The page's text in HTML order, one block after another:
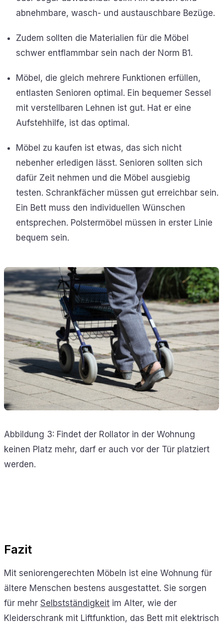
abnehmbare, wasch- und austauschbare Bezüge.
Zudem sollten die Materialien für die Möbel
schwer entflammbar sein nach der Norm B1.
Möbel, die gleich mehrere Funktionen erfüllen,
entlasten Senioren optimal. Ein bequemer Sessel
mit verstellbaren Lehnen ist gut. Hat er eine
Aufstehhilfe, ist das optimal.
Möbel zu kaufen ist etwas, das sich nicht
nebenher erledigen lässt. Senioren sollten sich
dafür Zeit nehmen und die Möbel ausgiebig
testen. Schrankfächer müssen gut erreichbar sein.
Ein Bett muss den individuellen Wünschen
entsprechen. Polstermöbel müssen in erster Linie
bequem sein.
Abbildung 3: Findet der Rollator in der Wohnung
keinen Platz mehr, darf er auch vor der Tür platziert
werden.
Fazit
Mit seniorengerechten Möbeln ist eine Wohnung für
ältere Menschen bestens ausgestattet. Sie sorgen
für mehr Selbstständigkeit im Alter, wie der
Kleiderschrank mit Liftfunktion, das Bett mit elektrisch